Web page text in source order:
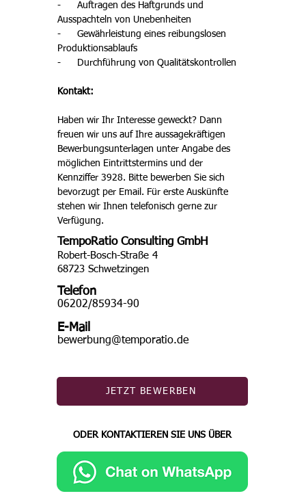
-      Auftragen des Haftgrunds und
Ausspachteln von Unebenheiten
-      Gewährleistung eines reibungslosen
Produktionsablaufs
-      Durchführung von Qualitätskontrollen
Kontakt:
Haben wir Ihr Interesse geweckt? Dann
freuen wir uns auf Ihre aussagekräftigen
Bewerbungsunterlagen unter Angabe des
möglichen Eintrittstermins und der
Kennziffer 3928. Bitte bewerben Sie sich
bevorzugt per Email. Für erste Auskünfte
stehen wir Ihnen telefonisch gerne zur
Verfügung.
TempoRatio Consulting GmbH
Robert-Bosch-Straße 4
68723 Schwetzingen
06202/85934-90
bewerbung@temporatio.de
Telefon
E-Mail
JETZT BEWERBEN
ODER KONTAKTIEREN SIE UNS ÜBER